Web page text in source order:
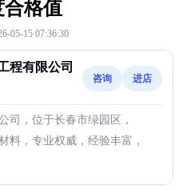
合格值
05-15 07:36:30
程有限公司
咨询 进店
司，位于长春市绿园区，
料，专业权威，经验丰富，